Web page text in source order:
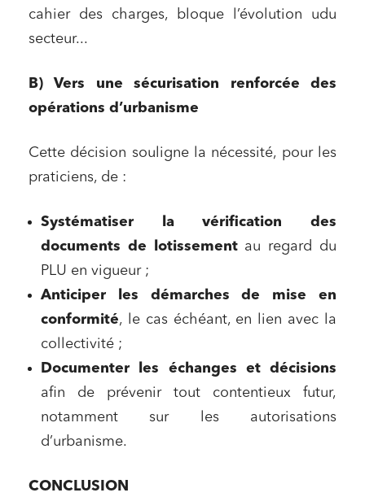
cahier des charges, bloque l’évolution udu
secteur...
B) Vers une sécurisation renforcée des
opérations d’urbanisme
Cette décision souligne la nécessité, pour les
praticiens, de :
Systématiser la vérification des
documents de lotissementau regard du
PLU en vigueur ;
Anticiper les démarches de mise en
conformité, le cas échéant, en lien avec la
collectivité ;
Documenter les échanges et décisions
afin de prévenir tout contentieux futur,
notamment sur les autorisations
d’urbanisme.
CONCLUSION
Règlement des litiges
Relations sociales et droit du travail
Services publics et collectivités
Projets immobiliers
Urbanisme et aménagement
Banque finance et assurance
Droit des sociétés et Fusions-Acquisitions
J'ai lu et j'accepte la politique de confidentialité